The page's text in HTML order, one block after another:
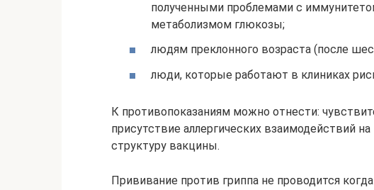
полученными проблемами с
метаболизмом глюкозы;
людям преклонного возраста (после
люди, которые работают в клиниках
К противопоказаниям можно отнести:
присутствие аллергических взаимодействий
структуру вакцины.
Прививание против гриппа не проводится